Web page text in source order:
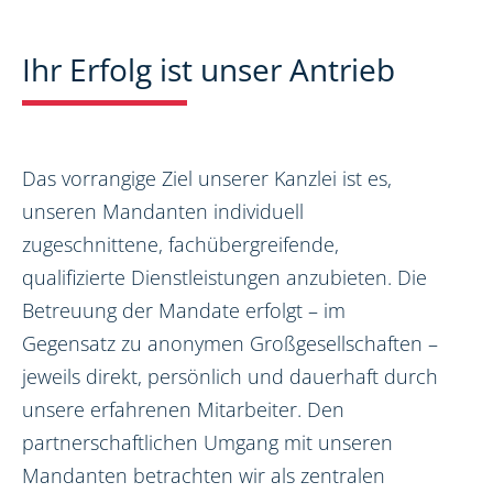
Ihr Erfolg ist unser Antrieb
Das vorrangige Ziel unserer Kanzlei ist es,
unseren Mandanten individuell
zugeschnittene, fachübergreifende,
qualifizierte Dienstleistungen anzubieten. Die
Betreuung der Mandate erfolgt – im
Gegensatz zu anonymen Großgesellschaften –
jeweils direkt, persönlich und dauerhaft durch
unsere erfahrenen Mitarbeiter. Den
partnerschaftlichen Umgang mit unseren
Mandanten betrachten wir als zentralen